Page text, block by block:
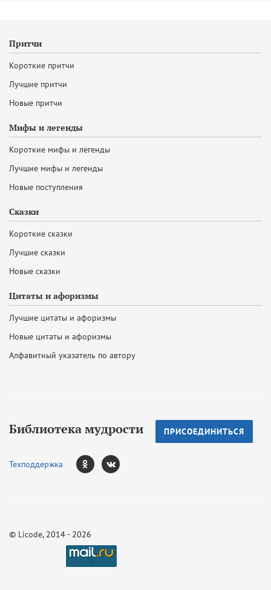
Притчи
Короткие притчи
Лучшие притчи
Новые притчи
Мифы и легенды
Короткие мифы и легенды
Лучшие мифы и легенды
Новые поступления
Сказки
Короткие сказки
Лучшие сказки
Новые сказки
Цитаты и афоризмы
Лучшие цитаты и афоризмы
Новые цитаты и афоризмы
Алфавитный указатель по автору
Библиотека мудрости ПРИСОЕДИНИТЬСЯ
Техподдержка
© Licode, 2014 - 2026